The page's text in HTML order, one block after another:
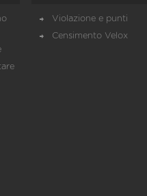
Violazione e punti
Censimento Velox